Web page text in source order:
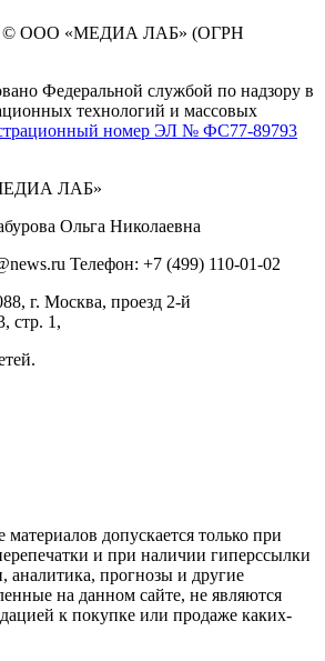
© ООО «МЕДИА ЛАБ» (ОГРН
Федеральной службой по надзору в
технологий и массовых
номер ЭЛ № ФС77-89793
ЛАБ»
Ольга Николаевна
Телефон: +7 (499) 110-01-02
г. Москва, проезд 2-й
стр. 1,
допускается только при
и при наличии гиперссылки
аналитика, прогнозы и другие
на данном сайте, не являются
к покупке или продаже каких-